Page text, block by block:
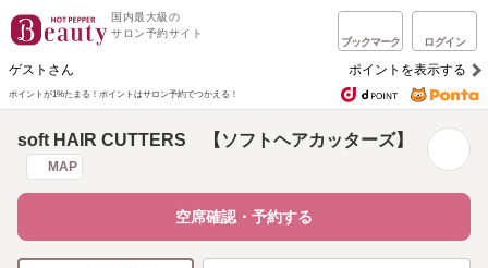
国内最大級の
サロン予約サイト
ブックマーク ログイン
ゲストさん ポイントを表示する
ポイントが1%たまる！ ポイントはサロン予約でつかえる！
soft HAIR CUTTERS 【ソフトヘアカッターズ】
MAP
空席確認・予約する